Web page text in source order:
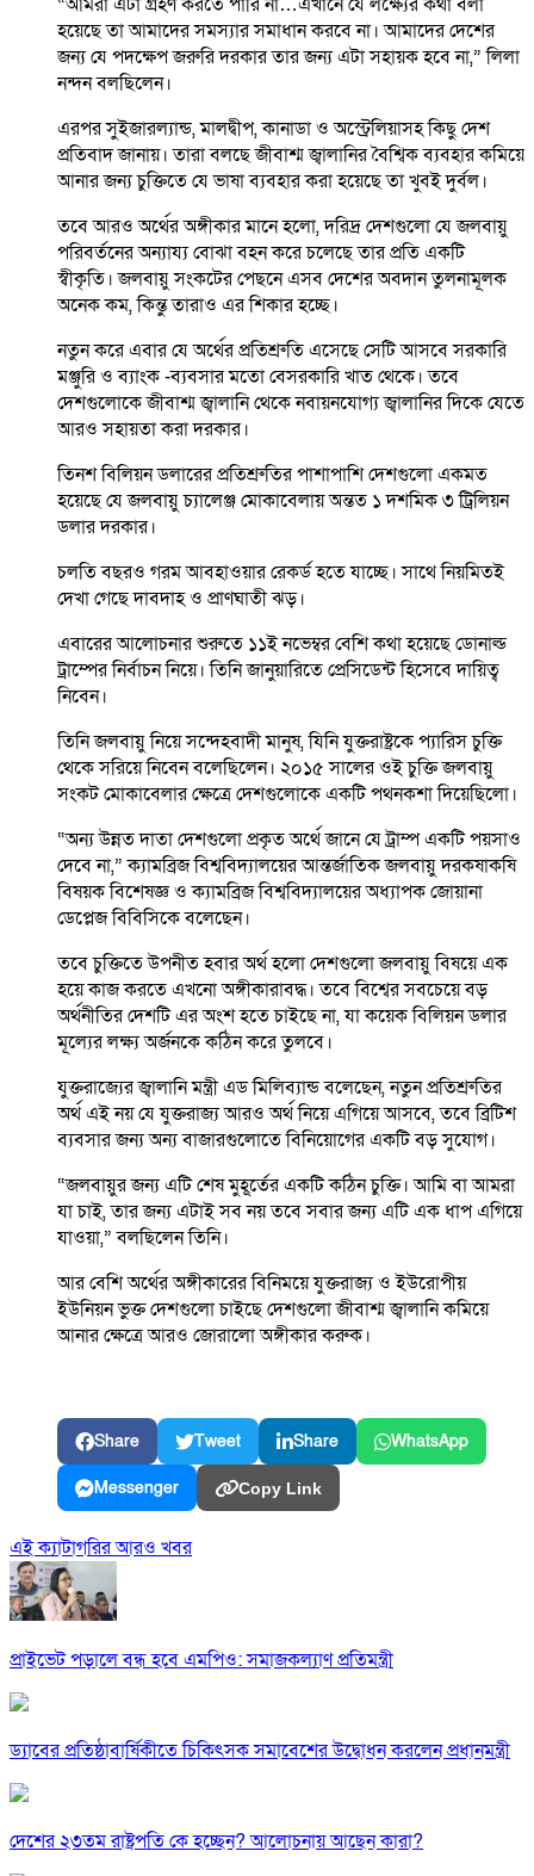
হয়েছে তা আমাদের সমস্যার সমাধান করবে না। আমাদের দেশের
জন্য যে পদক্ষেপ জরুরি দরকার তার জন্য এটা সহায়ক হবে না,” লিলা
নন্দন বলছিলেন।
এরপর সুইজারল্যান্ড, মালদ্বীপ, কানাডা ও অস্ট্রেলিয়াসহ কিছু দেশ
প্রতিবাদ জানায়। তারা বলছে জীবাশ্ম জ্বালানির বৈশ্বিক ব্যবহার কমিয়ে
আনার জন্য চুক্তিতে যে ভাষা ব্যবহার করা হয়েছে তা খুবই দুর্বল।
তবে আরও অর্থের অঙ্গীকার মানে হলো, দরিদ্র দেশগুলো যে জলবায়ু
পরিবর্তনের অন্যায্য বোঝা বহন করে চলেছে তার প্রতি একটি
স্বীকৃতি। জলবায়ু সংকটের পেছনে এসব দেশের অবদান তুলনামূলক
অনেক কম, কিন্তু তারাও এর শিকার হচ্ছে।
নতুন করে এবার যে অর্থের প্রতিশ্রুতি এসেছে সেটি আসবে সরকারি
মঞ্জুরি ও ব্যাংক -ব্যবসার মতো বেসরকারি খাত থেকে। তবে
দেশগুলোকে জীবাশ্ম জ্বালানি থেকে নবায়নযোগ্য জ্বালানির দিকে যেতে
আরও সহায়তা করা দরকার।
তিনশ বিলিয়ন ডলারের প্রতিশ্রুতির পাশাপাশি দেশগুলো একমত
হয়েছে যে জলবায়ু চ্যালেঞ্জ মোকাবেলায় অন্তত ১ দশমিক ৩ ট্রিলিয়ন
ডলার দরকার।
চলতি বছরও গরম আবহাওয়ার রেকর্ড হতে যাচ্ছে। সাথে নিয়মিতই
দেখা গেছে দাবদাহ ও প্রাণঘাতী ঝড়।
এবারের আলোচনার শুরুতে ১১ই নভেম্বর বেশি কথা হয়েছে ডোনাল্ড
ট্রাম্পের নির্বাচন নিয়ে। তিনি জানুয়ারিতে প্রেসিডেন্ট হিসেবে দায়িত্ব
নিবেন।
তিনি জলবায়ু নিয়ে সন্দেহবাদী মানুষ, যিনি যুক্তরাষ্ট্রকে প্যারিস চুক্তি
থেকে সরিয়ে নিবেন বলেছিলেন। ২০১৫ সালের ওই চুক্তি জলবায়ু
সংকট মোকাবেলার ক্ষেত্রে দেশগুলোকে একটি পথনকশা দিয়েছিলো।
“অন্য উন্নত দাতা দেশগুলো প্রকৃত অর্থে জানে যে ট্রাম্প একটি পয়সাও
দেবে না,” ক্যামব্রিজ বিশ্ববিদ্যালয়ের আন্তর্জাতিক জলবায়ু দরকষাকষি
বিষয়ক বিশেষজ্ঞ ও ক্যামব্রিজ বিশ্ববিদ্যালয়ের অধ্যাপক জোয়ানা
ডেপ্লেজ বিবিসিকে বলেছেন।
তবে চুক্তিতে উপনীত হবার অর্থ হলো দেশগুলো জলবায়ু বিষয়ে এক
হয়ে কাজ করতে এখনো অঙ্গীকারাবদ্ধ। তবে বিশ্বের সবচেয়ে বড়
অর্থনীতির দেশটি এর অংশ হতে চাইছে না, যা কয়েক বিলিয়ন ডলার
মূল্যের লক্ষ্য অর্জনকে কঠিন করে তুলবে।
যুক্তরাজ্যের জ্বালানি মন্ত্রী এড মিলিব্যান্ড বলেছেন, নতুন প্রতিশ্রুতির
অর্থ এই নয় যে যুক্তরাজ্য আরও অর্থ নিয়ে এগিয়ে আসবে, তবে ব্রিটিশ
ব্যবসার জন্য অন্য বাজারগুলোতে বিনিয়োগের একটি বড় সুযোগ।
“জলবায়ুর জন্য এটি শেষ মুহূর্তের একটি কঠিন চুক্তি। আমি বা আমরা
যা চাই, তার জন্য এটাই সব নয় তবে সবার জন্য এটি এক ধাপ এগিয়ে
যাওয়া,” বলছিলেন তিনি।
আর বেশি অর্থের অঙ্গীকারের বিনিময়ে যুক্তরাজ্য ও ইউরোপীয়
ইউনিয়ন ভুক্ত দেশগুলো চাইছে দেশগুলো জীবাশ্ম জ্বালানি কমিয়ে
আনার ক্ষেত্রে আরও জোরালো অঙ্গীকার করুক।
Share Tweet Share WhatsApp
Messenger Copy Link
এই ক্যাটাগরির আরও খবর
প্রাইভেট পড়ালে বন্ধ হবে এমপিও: সমাজকল্যাণ প্রতিমন্ত্রী
ড্যাবের প্রতিষ্ঠাবার্ষিকীতে চিকিৎসক সমাবেশের উদ্বোধন করলেন প্রধানমন্ত্রী
দেশের ২৩তম রাষ্ট্রপতি কে হচ্ছেন? আলোচনায় আছেন কারা?